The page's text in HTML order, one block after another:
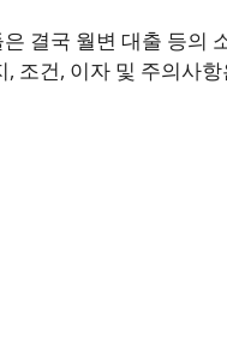
결국 월변 대출 등의
조건, 이자 및 주의사